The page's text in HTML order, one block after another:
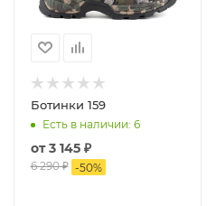
Ботинки 159
Есть в наличии: 6
от3 145 ₽
6 290 ₽ -50%